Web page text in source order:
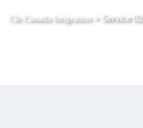
Cle Canada Imigration> Service 02